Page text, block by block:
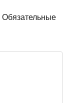
Обязательные